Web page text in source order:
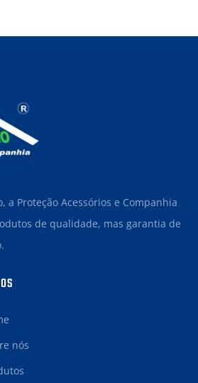
a Proteção Acessórios e Companhia
de qualidade, mas garantia de
nós